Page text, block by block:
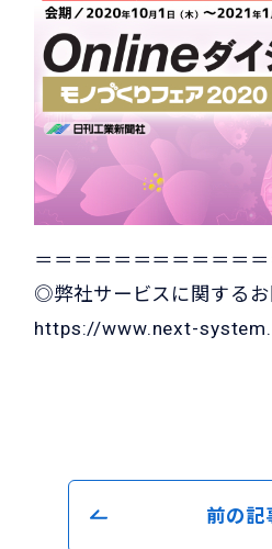
＝＝＝＝＝＝＝＝＝＝＝
◎弊社サービスに関するお
https://www.next-
前の記